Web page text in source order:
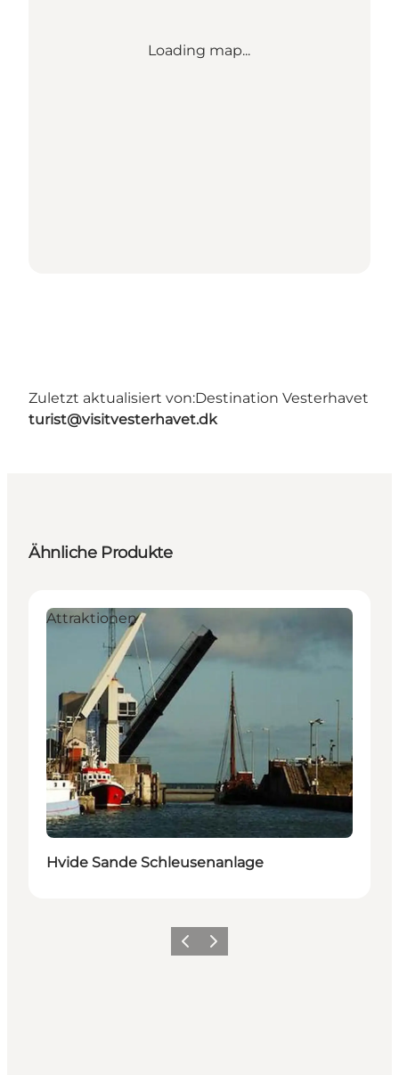
Loading map...
Zuletzt aktualisiert von:Destination Vesterhavet
turist@visitvesterhavet.dk
Ähnliche Produkte
Attraktionen
Hvide Sande Schleusenanlage
ZurückWeiter